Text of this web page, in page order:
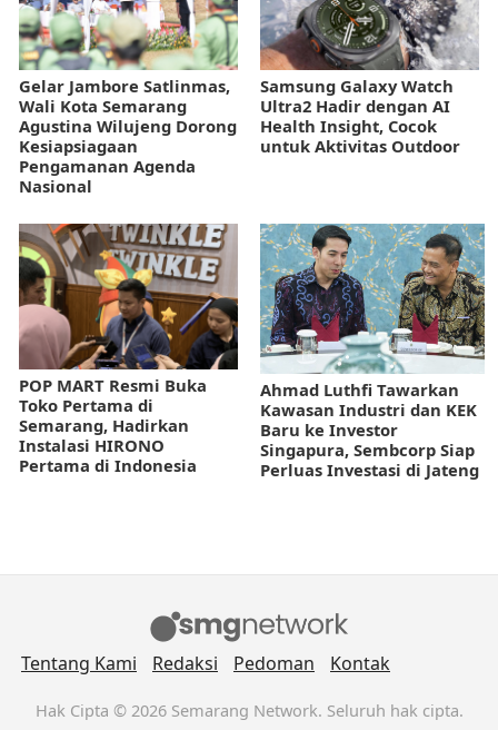
Gelar Jambore Satlinmas,
Wali Kota Semarang
Agustina Wilujeng Dorong
Kesiapsiagaan
Pengamanan Agenda
Nasional
Samsung Galaxy Watch
Ultra2 Hadir dengan AI
Health Insight, Cocok
untuk Aktivitas Outdoor
POP MART Resmi Buka
Toko Pertama di
Semarang, Hadirkan
Instalasi HIRONO
Pertama di Indonesia
Ahmad Luthfi Tawarkan
Kawasan Industri dan KEK
Baru ke Investor
Singapura, Sembcorp Siap
Perluas Investasi di Jateng
Tentang Kami Redaksi Pedoman Kontak
Hak Cipta © 2026 Semarang Network. Seluruh hak cipta.